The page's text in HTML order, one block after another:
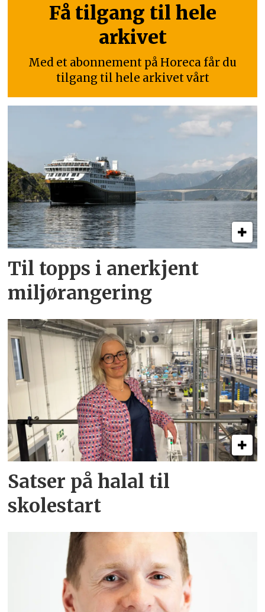
Få tilgang til hele
arkivet
Med et abonnement på Horeca får du
tilgang til hele arkivet vårt
Til topps i anerkjent
miljørangering
Satser på halal til
skolestart